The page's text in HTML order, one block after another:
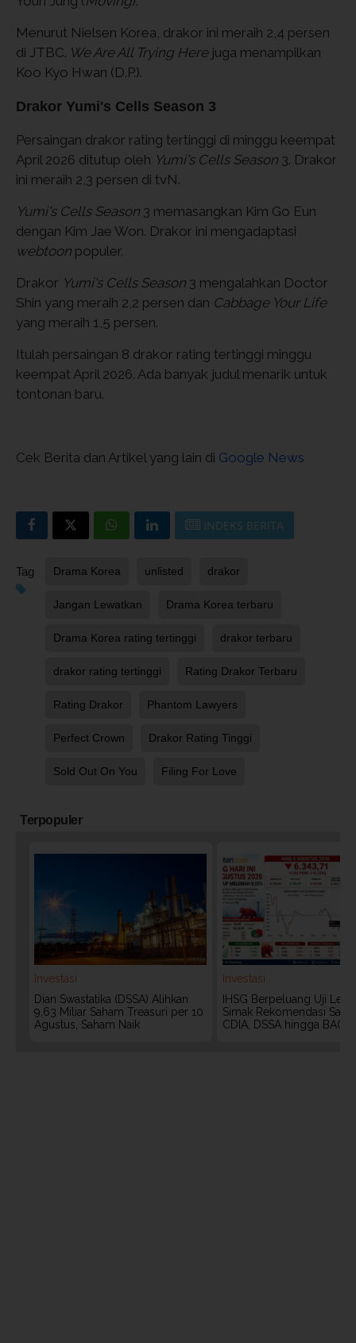
Menurut Nielsen Korea, drakor ini meraih 2,4 persen
di JTBC. We Are All Trying Herejuga menampilkan
Koo Kyo Hwan (D.P.).
Drakor Yumi's Cells Season 3
Persaingan drakor rating tertinggi di minggu keempat
April 2026 ditutup oleh Yumi's Cells Season 3. Drakor
ini meraih 2,3 persen di tvN.
Yumi's Cells Season 3 memasangkan Kim Go Eun
dengan Kim Jae Won. Drakor ini mengadaptasi
webtoon populer.
Drakor Yumi's Cells Season 3 mengalahkan Doctor
Shin yang meraih 2,2 persen dan Cabbage Your Life
yang meraih 1,5 persen.
Itulah persaingan 8 drakor rating tertinggi minggu
keempat April 2026. Ada banyak judul menarik untuk
tontonan baru.
Cek Berita dan Artikel yang lain di Google News
INDEKS BERITA
Tag Drama Korea unlisted drakor
Jangan Lewatkan Drama Korea terbaru
Drama Korea rating tertinggi drakor terbaru
drakor rating tertinggi Rating Drakor Terbaru
Rating Drakor Phantom Lawyers
Perfect Crown Drakor Rating Tinggi
Sold Out On You Filing For Love
Terpopuler
Investasi
Dian Swastatika (DSSA) Alihkan
9,63 Miliar Saham Treasuri per 10
Agustus, Saham Naik
Investasi
IHSG Berpeluang Uji
Simak Rekomendasi
CDIA, DSSA hingga BACH